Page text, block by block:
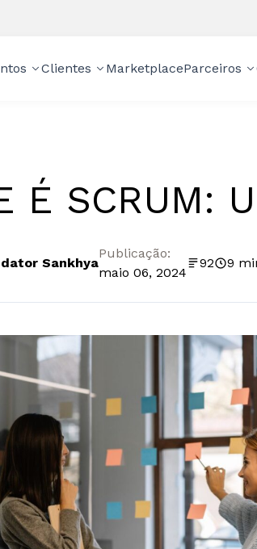
Clientes MarketplaceParceiros
É SCRUM:
Sankhya
Publicação:
maio 06, 2024
92 9